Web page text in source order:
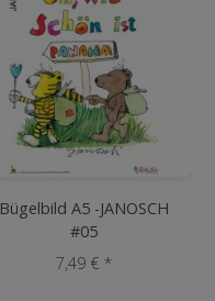
Bügelbild A5 -JANOSCH
#05
7,49 € *